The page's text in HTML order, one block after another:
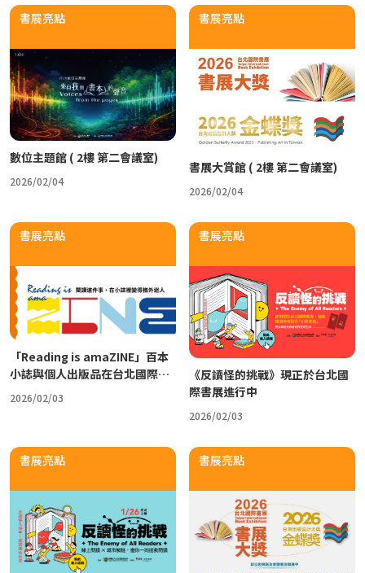
2026台北國際書展紀錄片 一同回味每一個「閱
台北市雜誌公會 7/23【媒體AI工作流實戰班】
臺灣文學與韓國的交會 阿女烏談族群記憶和轉
事走入人心的祕密
書展亮點
數位主題館 ( 2樓 第二會議室)
2026/02/04
書展亮點
書展大賞館 ( 2樓 第二會議室)
2026/02/04
書展亮點
「Reading is amaZINE」百本
小誌與個人出版品在台北國際書
展展出！
2026/02/03
書展亮點
《反讀怪的挑戰》現正於台北國
際書展進行中
2026/02/03
書展亮點 書展亮點